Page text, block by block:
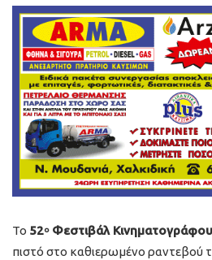
Το 52οΦεστιβάλ
πιστό στο καθιερωμένο ραντεβού